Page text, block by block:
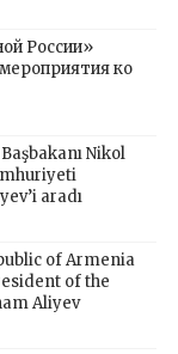
России»
ко
Nikol
aradı
of Armenia
of the
Aliyev